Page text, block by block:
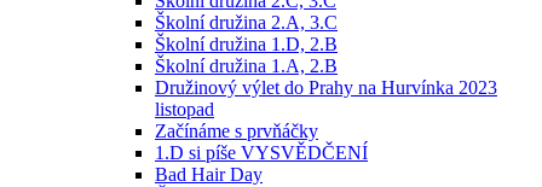
Školní družina 2.A, 3.C
Školní družina 1.D, 2.B
Školní družina 1.A, 2.B
Družinový výlet do Prahy na Hurvínka 2023
listopad
Začínáme s prvňáčky
1.D si píše VYSVĚDČENÍ
Bad Hair Day